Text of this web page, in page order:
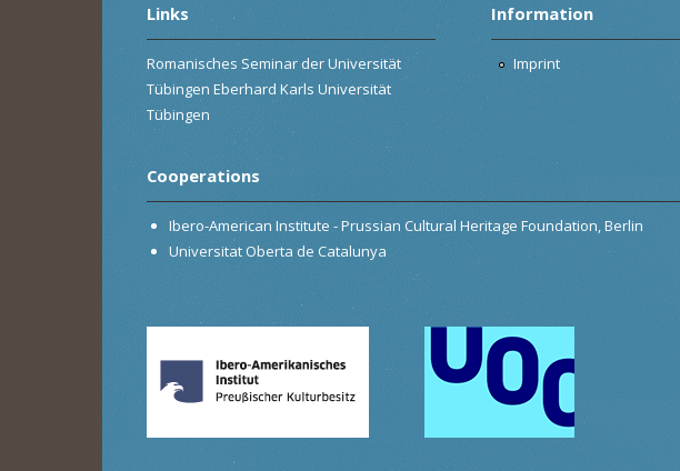
Links
Romanisches Seminar der Universität
Tübingen Eberhard Karls Universität
Tübingen
Information
Imprint
Cooperations
Ibero-American Institute - Prussian Cultural Heritage Foundation, Berlin
Universitat Oberta de Catalunya